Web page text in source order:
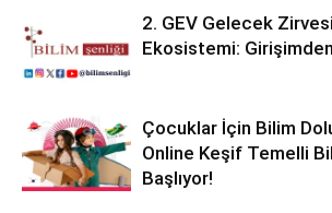
2. GEV Gelecek
Ekosistemi:
Çocuklar İçin Bilim
Online Keşif Temelli
Başlıyor!